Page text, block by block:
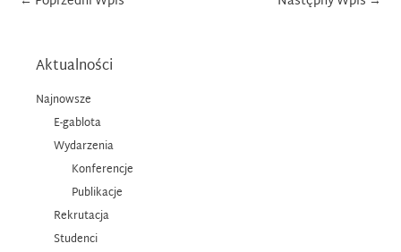
Aktualności
Najnowsze
E-gablota
Wydarzenia
Konferencje
Publikacje
Rekrutacja
Studenci